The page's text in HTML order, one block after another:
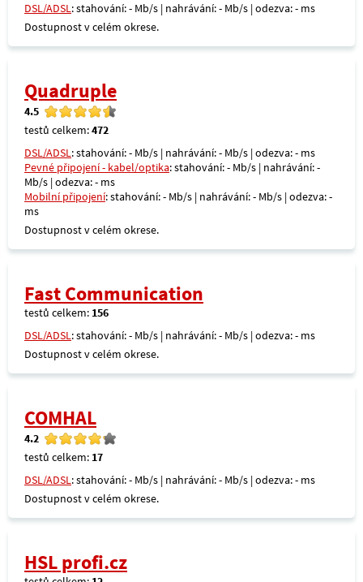
DSL/ADSL: stahování: - Mb/s | nahrávání: - Mb/s | odezva: - ms
Dostupnost v celém okrese.
Quadruple
4.5
testů celkem:472
DSL/ADSL: stahování: - Mb/s | nahrávání: - Mb/s | odezva: - ms
Pevné připojení - kabel/optika: stahování: - Mb/s | nahrávání: -
Mb/s | odezva: - ms
Mobilní připojení: stahování: - Mb/s | nahrávání: - Mb/s | odezva: -
ms
Dostupnost v celém okrese.
Fast Communication
testů celkem: 156
DSL/ADSL: stahování: - Mb/s | nahrávání: - Mb/s | odezva: - ms
Dostupnost v celém okrese.
COMHAL
4.2
testů celkem: 17
DSL/ADSL: stahování: - Mb/s | nahrávání: - Mb/s | odezva: - ms
Dostupnost v celém okrese.
HSL profi.cz